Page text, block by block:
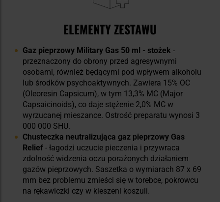
ELEMENTY ZESTAWU
Gaz pieprzowy Military Gas 50 ml - stożek -
przeznaczony do obrony przed agresywnymi
osobami, również będącymi pod wpływem alkoholu
lub środków psychoaktywnych. Zawiera 15% OC
(Oleoresin Capsicum), w tym 13,3% MC (Major
Capsaicinoids), co daje stężenie 2,0% MC w
wyrzucanej mieszance. Ostrość preparatu wynosi 3
000 000 SHU.
Chusteczka neutralizująca gaz pieprzowy Gas
Relief - łagodzi uczucie pieczenia i przywraca
zdolność widzenia oczu porażonych działaniem
gazów pieprzowych. Saszetka o wymiarach 87 x 69
mm bez problemu zmieści się w torebce, pokrowcu
na rękawiczki czy w kieszeni koszuli.